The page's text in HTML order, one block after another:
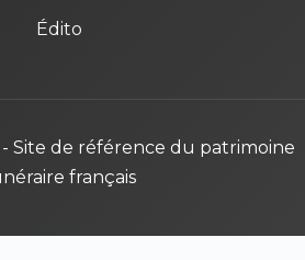
Édito
- Site de référence du patrimoine
français